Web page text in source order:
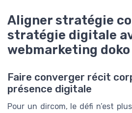
Aligner stratégie
stratégie digitale
webmarketing doko
Faire converger récit
présence digitale
Pour un dircom, le défi n’est